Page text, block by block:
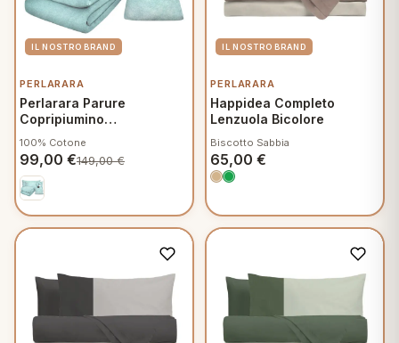
PERLARARA
Perlarara Parure
Copripiumino
effetto lino Aqua Sacca e
Federe con bottoni
madreperla
100% Cotone
99,00 €149,00€
PERLARARA
Happidea Completo
Lenzuola Bicolore
Biscotto Sabbia
65,00 €